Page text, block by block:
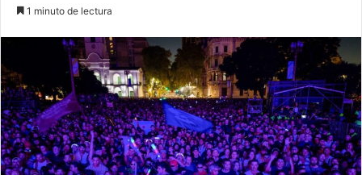
1 minuto de lectura